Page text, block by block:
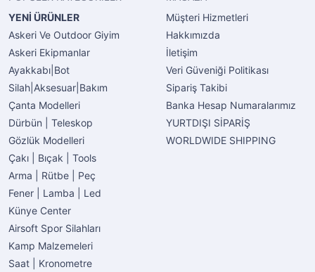
YENİ ÜRÜNLER
Askeri Ve Outdoor Giyim
Askeri Ekipmanlar
Ayakkabı|Bot
Silah|Aksesuar|Bakım
Çanta Modelleri
Dürbün | Teleskop
Gözlük Modelleri
Çakı | Bıçak | Tools
Arma | Rütbe | Peç
Fener | Lamba | Led
Künye Center
Airsoft Spor Silahları
Kamp Malzemeleri
Saat | Kronometre
Müşteri Hizmetleri
Hakkımızda
İletişim
Veri Güveniği Politikası
Sipariş Takibi
Banka Hesap Numaralarımız
YURTDIŞI SİPARİŞ
WORLDWIDE SHIPPING